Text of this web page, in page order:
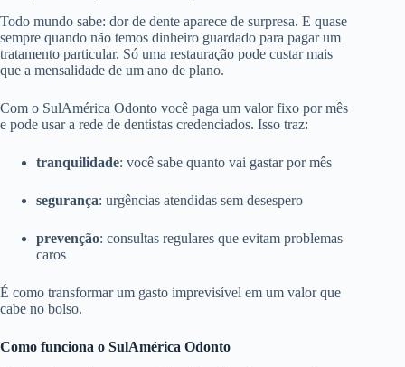
Todo mundo sabe: dor de dente aparece de surpresa. E quase
sempre quando não temos dinheiro guardado para pagar um
tratamento particular. Só uma restauração pode custar mais
que a mensalidade de um ano de plano.
Com o SulAmérica Odonto você paga um valor fixo por mês
e pode usar a rede de dentistas credenciados. Isso traz:
tranquilidade: você sabe quanto vai gastar por mês
segurança: urgências atendidas sem desespero
prevenção: consultas regulares que evitam problemas
caros
É como transformar um gasto imprevisível em um valor que
cabe no bolso.
Como funciona o SulAmérica Odonto